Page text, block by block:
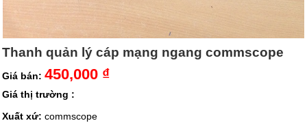
Thanh quản lý cáp mạng ngang commscope
Giá bán: 450,000 ₫
Giá thị trường :
Xuất xứ: commscope